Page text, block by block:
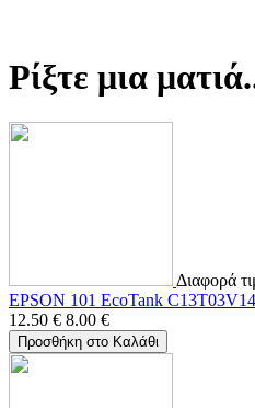
Ρίξτε μια
Διαφορά
EPSON 101 EcoTank
12.50 € 8.00 €
Προσθήκη στο Καλάθι